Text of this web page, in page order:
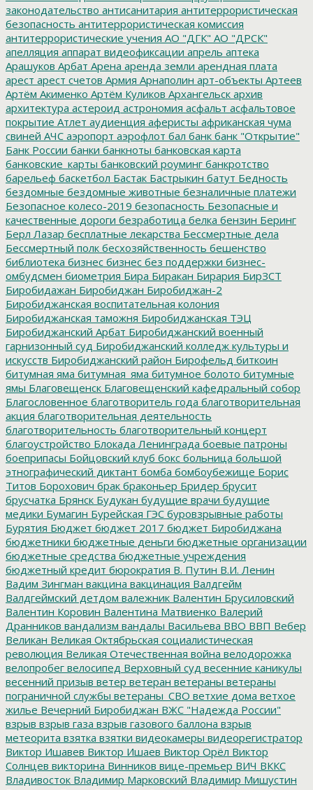
законодательство антисанитария антитеррористическая
безопасность антитеррористическая комиссия
антитеррористические учения АО "ДГК" АО "ДРСК"
апелляция аппарат видеофиксации апрель аптека
Арашуков Арбат Арена аренда земли арендная плата
арест арест счетов Армия Арнаполин арт-объекты Артеев
Артём Акименко Артём Куликов Архангельск архив
архитектура астероид астрономия асфальт асфальтовое
покрытие Атлет аудиенция аферисты африканская чума
свиней АЧС аэропорт аэрофлот бал банк банк "Открытие"
Банк России банки банкноты банковская карта
банковские_карты банковский роуминг банкротство
барельеф баскетбол Бастак Бастрыкин батут Бедность
бездомные бездомные животные безналичные платежи
Безопасное колесо-2019 безопасность Безопасные и
качественные дороги безработица белка бензин Беринг
Берл Лазар бесплатные лекарства Бессмертные дела
Бессмертный полк бесхозяйственность бешенство
библиотека бизнес бизнес без поддержки бизнес-
омбудсмен биометрия Бира Биракан Бирария БирЗСТ
Биробидажан Биробиджан Биробиджан-2
Биробиджанская воспитательная колония
Биробиджанская таможня Биробиджанская ТЭЦ
Биробиджанский Арбат Биробиджанский военный
гарнизонный суд Биробиджанский колледж культуры и
искусств Биробиджанский район Бирофельд биткоин
битумная яма битумная_яма битумное болото битумные
ямы Благовещенск Благовещенский кафедральный собор
Благословенное благотворитель года благотворительная
акция благотворительная деятельность
благотворительность благотворительный концерт
благоустройство Блокада Ленинграда боевые патроны
боеприпасы Бойцовский клуб бокс больница большой
этнографический диктант бомба бомбоубежище Борис
Титов Борохович брак браконьер Бридер брусит
брусчатка Брянск Будукан будущие врачи будущие
медики Бумагин Бурейская ГЭС буровзрывные работы
Бурятия Бюджет бюджет 2017 бюджет Биробиджана
бюджетники бюджетные деньги бюджетные организации
бюджетные средства бюджетные учреждения
бюджетный кредит бюрократия В. Путин В.И. Ленин
Вадим Зингман вакцина вакцинация Валдгейм
Валдгеймский детдом валежник Валентин Брусиловский
Валентин Коровин Валентина Матвиенко Валерий
Дранников вандализм вандалы Васильева ВВО ВВП Вебер
Великан Великая Октябрьская социалистическая
революция Великая Отечественная война велодорожка
велопробег велосипед Верховный суд весенние каникулы
весенний призыв ветер ветеран ветераны ветераны
пограничной службы ветераны_СВО ветхие дома ветхое
жилье Вечерний Биробиджан ВЖС "Надежда России"
взрыв взрыв газа взрыв газового баллона взрыв
метеорита взятка взятки видеокамеры видеорегистратор
Виктор Ишавев Виктор Ишаев Виктор Орёл Виктор
Солнцев викторина Винников вице-премьер ВИЧ ВККС
Владивосток Владимир Марковский Владимир Мишустин